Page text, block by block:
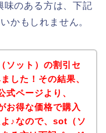
味のある方は、下記
かもしれません。
ソット）の割引セ
した！その結果、
ページより、
お得な価格で購入
♪なので、sot（ソ